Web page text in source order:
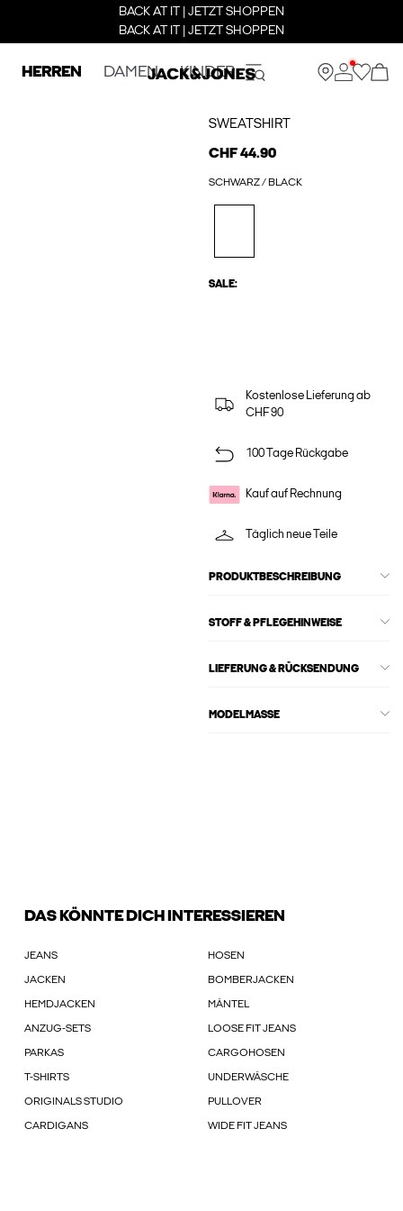
BACK AT IT | JETZT SHOPPEN
BACK AT IT | JETZT SHOPPEN
HERREN DAMEN KINDER
SWEATSHIRT
CHF 44.90
SCHWARZ / BLACK
SALE:
Kostenlose Lieferung ab
CHF 90
100 Tage Rückgabe
Kauf auf Rechnung
Täglich neue Teile
PRODUKTBESCHREIBUNG
STOFF & PFLEGEHINWEISE
LIEFERUNG & RÜCKSENDUNG
MODELMASSE
DAS KÖNNTE DICH INTERESSIEREN
JEANS HOSEN
JACKEN BOMBERJACKEN
HEMDJACKEN MÄNTEL
ANZUG-SETS LOOSE FIT JEANS
PARKAS CARGOHOSEN
T-SHIRTS UNDERWÄSCHE
ORIGINALS STUDIO PULLOVER
CARDIGANS WIDE FIT JEANS